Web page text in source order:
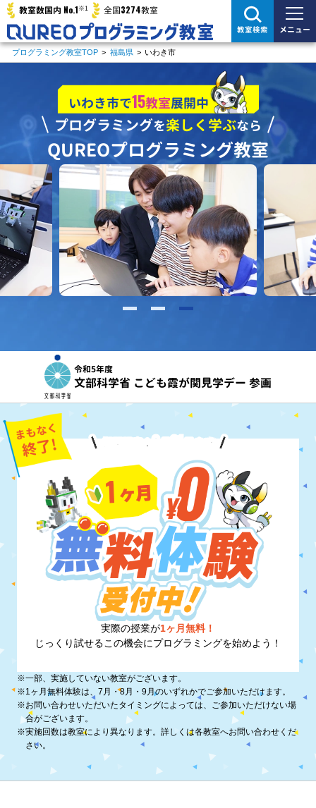
教室数国内 No.1※1 全国3274教室
教室検索 メニュー
プログラミング教室TOP > 福島県 > いわき市
いわき市で15教室展開中
プログラミングを楽しく学ぶなら
QUREOプログラミング教室
令和5年度
文部科学省 こども霞が関見学デー 参画
期間限定！8月 31 まで
実際の授業が1ヶ月無料！
じっくり試せるこの機会にプログラミングを始めよう！
※一部、実施していない教室がございます。
※1ヶ月無料体験は、7月・8月・9月のいずれかでご参加いただけます。
※お問い合わせいただいたタイミングによっては、ご参加いただけない場
合がございます。
※実施回数は教室により異なります。詳しくは各教室へお問い合わせくだ
さい。